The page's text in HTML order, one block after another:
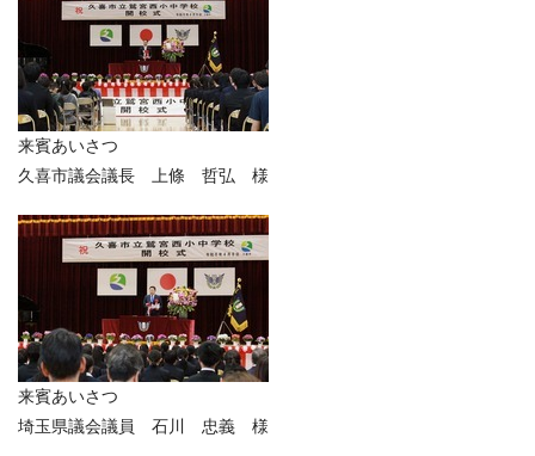
来賓あいさつ
久喜市議会議長 上條 哲弘 様
来賓あいさつ
埼玉県議会議員 石川 忠義 様